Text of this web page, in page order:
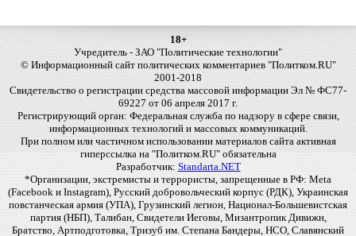
18+
Учредитель - ЗАО "Политические технологии"
© Информационный сайт политических комментариев "Политком.RU"
2001-2018
Свидетельство о регистрации средства массовой информации Эл № ФС77-
69227 от 06 апреля 2017 г.
Регистрирующий орган: Федеральная служба по надзору в сфере связи,
информационных технологий и массовых коммуникаций.
При полном или частичном использовании материалов сайта активная
гиперссылка на "Политком.RU" обязательна
Разработчик: Standarta.NET
*Организации, экстремисты и террористы, запрещенные в РФ: Meta
(Facebook и Instagram), Русский добровольческий корпус (РДК), Украинская
повстанческая армия (УПА), Грузинский легион, Национал-Большевистская
партия (НБП), Талибан, Свидетели Иеговы, Мизантропик Дивижн,
Братство, Артподготовка, Тризуб им. Степана Бандеры, НСО, Славянский